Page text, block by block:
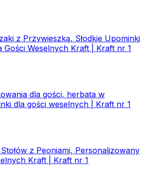
z Przywieszką, Słodkie Upominki
Gości Weselnych Kraft | Kraft nr 1
dla gości, herbata w
dla gości weselnych | Kraft nr 1
z Peoniami, Personalizowany
Kraft | Kraft nr 1